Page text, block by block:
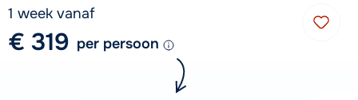
1 week vanaf
€ 319 per persoon